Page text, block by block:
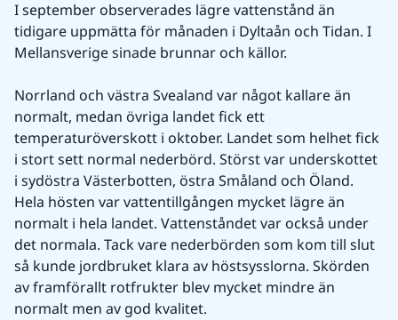
I september observerades lägre vattenstånd än
tidigare uppmätta för månaden i Dyltaån och Tidan. I
Mellansverige sinade brunnar och källor.
Norrland och västra Svealand var något kallare än
normalt, medan övriga landet fick ett
temperaturöverskott i oktober. Landet som helhet fick
i stort sett normal nederbörd. Störst var underskottet
i sydöstra Västerbotten, östra Småland och Öland.
Hela hösten var vattentillgången mycket lägre än
normalt i hela landet. Vattenståndet var också under
det normala. Tack vare nederbörden som kom till slut
så kunde jordbruket klara av höstsysslorna. Skörden
av framförallt rotfrukter blev mycket mindre än
normalt men av god kvalitet.